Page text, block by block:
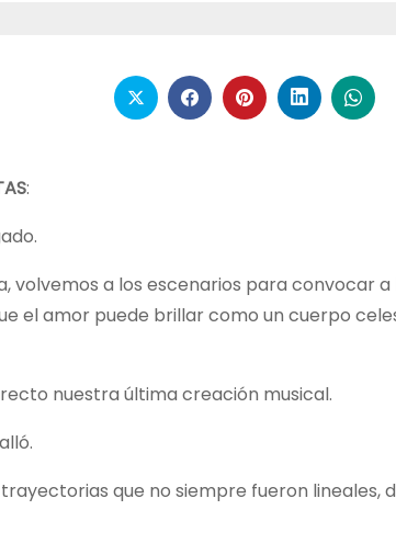
:
volvemos a los escenarios para convocar
el amor puede brillar como un cuerpo
nuestra última creación musical.
que no siempre fueron lineales,